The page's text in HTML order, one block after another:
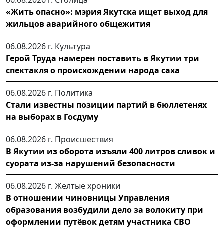
«Жить опасно»: мэрия Якутска ищет выход для
жильцов аварийного общежития
06.08.2026 г. Культура
Герой Труда намерен поставить в Якутии три
спектакля о происхождении народа саха
06.08.2026 г. Политика
Стали известны позиции партий в бюллетенях
на выборах в Госдуму
06.08.2026 г. Происшествия
В Якутии из оборота изъяли 400 литров сливок и
суората из-за нарушений безопасности
06.08.2026 г. Желтые хроники
В отношении чиновницы Управления
образования возбудили дело за волокиту при
оформлении путёвок детям участника СВО